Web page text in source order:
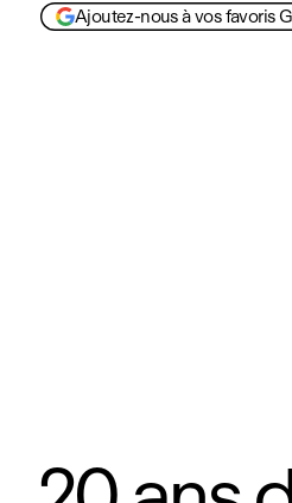
Ajoutez-nous à vos favoris